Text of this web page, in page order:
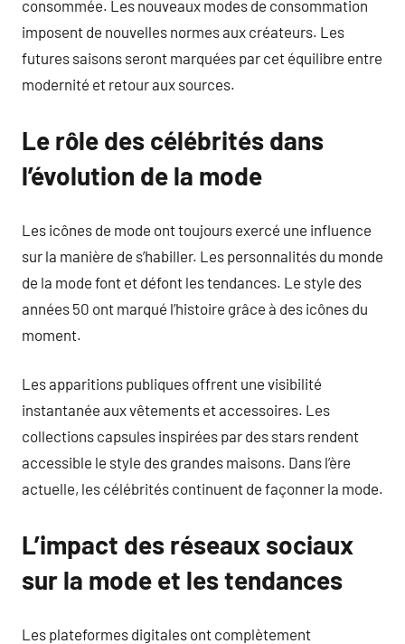
consommée. Les nouveaux modes de consommation
imposent de nouvelles normes aux créateurs. Les
futures saisons seront marquées par cet équilibre entre
modernité et retour aux sources.
Le rôle des célébrités dans
l’évolution de la mode
Les icônes de mode ont toujours exercé une influence
sur la manière de s’habiller. Les personnalités du monde
de la mode font et défont les tendances. Le style des
années 50 ont marqué l’histoire grâce à des icônes du
moment.
Les apparitions publiques offrent une visibilité
instantanée aux vêtements et accessoires. Les
collections capsules inspirées par des stars rendent
accessible le style des grandes maisons. Dans l’ère
actuelle, les célébrités continuent de façonner la mode.
L’impact des réseaux sociaux
sur la mode et les tendances
Les plateformes digitales ont complètement